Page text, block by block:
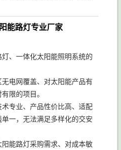
能路灯专业厂家
灯、一体化太阳能照明系统的
无电网覆盖、对太阳能产品有
限的项目。
术专业、产品性价比高、适配
一，无法满足多样化的交安
阳能路灯采购需求、对成本敏